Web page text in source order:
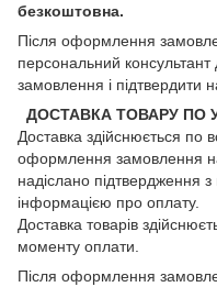
безкоштовна.
Після оформлення
персональний
замовлення і підтвердити
ДОСТАВКА ТОВАРУ ПО
Доставка здійснюється по
оформлення замовлення
надіслано підтвердження
інформацією про оплату.
Доставка товарів
моменту оплати.
Після оформлення